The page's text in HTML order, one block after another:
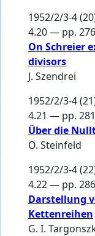
1952/2/3-4
4.20 — pp.
On Schreier
divisors
J. Szendrei
1952/2/3-4
4.21 — pp.
Über die
O. Steinfeld
1952/2/3-4
4.22 — pp.
Darstellung
Kettenreihen
G. I.